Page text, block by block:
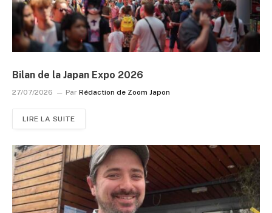
Bilan de la Japan Expo 2026
27/07/2026 Par Rédaction de Zoom Japon
LIRE LA SUITE